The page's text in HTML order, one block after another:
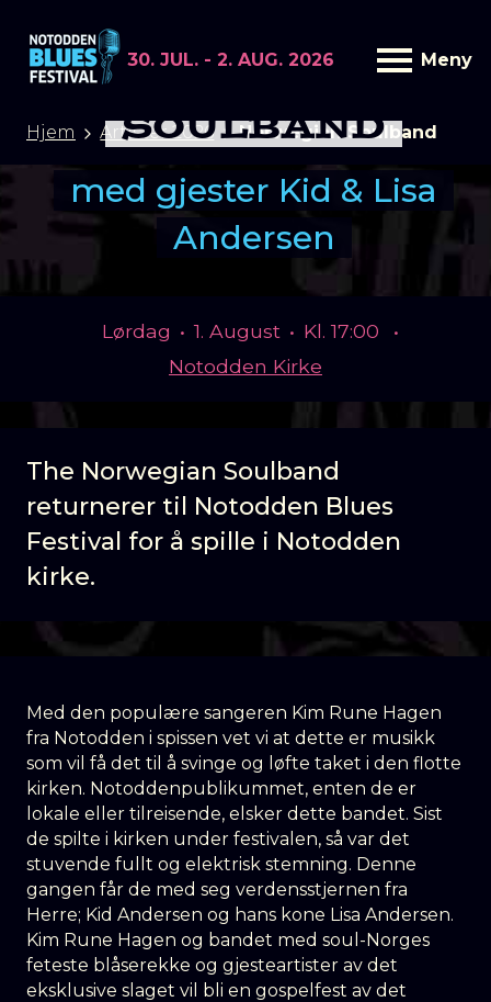
30. JUL. - 2. AUG. 2026 Meny
Hjem Artister 2026 Norwegian Soulband
THE NORWEGIAN
SOULBAND
med gjester Kid & Lisa
Andersen
Lørdag • 1. August • Kl. 17:00
•
Notodden Kirke
The Norwegian Soulband
returnerer til Notodden Blues
Festival for å spille i Notodden
kirke.
Med den populære sangeren Kim Rune Hagen
fra Notodden i spissen vet vi at dette er musikk
som vil få det til å svinge og løfte taket i den flotte
kirken. Notoddenpublikummet, enten de er
lokale eller tilreisende, elsker dette bandet. Sist
de spilte i kirken under festivalen, så var det
stuvende fullt og elektrisk stemning. Denne
gangen får de med seg verdensstjernen fra
Herre; Kid Andersen og hans kone Lisa Andersen.
Kim Rune Hagen og bandet med soul-Norges
feteste blåserekke og gjesteartister av det
eksklusive slaget vil bli en gospelfest av det